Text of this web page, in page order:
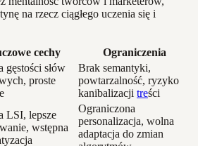
na rzecz ciągłego uczenia się i
cechy
Ograniczenia
gęstości słów
proste
Brak semantyki,
powtarzalność, ryzyko
kanibalizacji treści
LSI, lepsze
wstępna
Ograniczona
personalizacja, wolna
adaptacja do zmian